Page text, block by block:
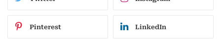
Pinterest LinkedIn